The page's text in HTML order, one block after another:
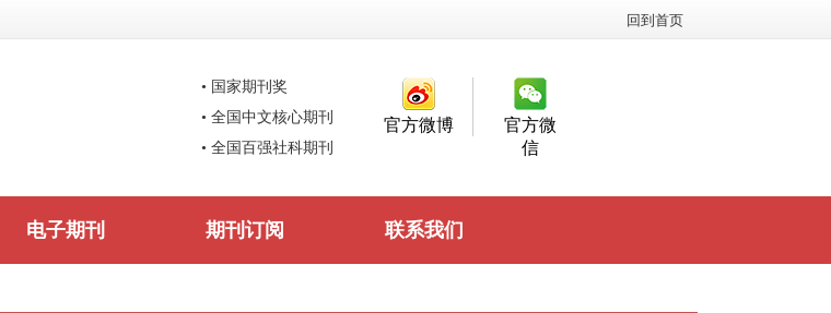
回到首页
• 国家期刊奖
• 全国中文核心期刊
• 全国百强社科期刊
官方微博
官方微
信
电子期刊 期刊订阅 联系我们